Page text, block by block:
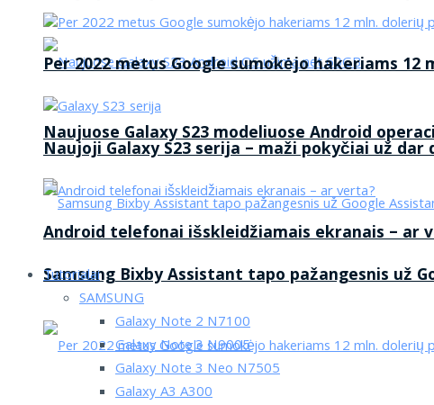
Naujuose Galaxy S23 modeliuose Android
Samsung Bixby Assistant tapo pažangesnis už
Per 2022 metus Google sumokėjo hakeriams
Naujoji Galaxy S23 serija – maži pokyčiai už dar
Android telefonai išskleidžiamais ekranais – ar
Tutorialai
SAMSUNG
Galaxy Note 2 N7100
Galaxy Note 3 N9005
Galaxy Note 3 Neo N7505
Galaxy A3 A300